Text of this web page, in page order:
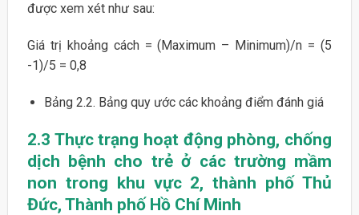
được xem xét như sau:
Giá trị khoảng cách = (Maximum – Minimum)/n = (5
-1)/5 = 0,8
Bảng 2.2. Bảng quy ước các khoảng điểm đánh giá
2.3 Thực trạng hoạt động phòng, chống
dịch bệnh cho trẻ ở các trường mầm
non trong khu vực 2, thành phố Thủ
Đức, Thành phố Hồ Chí Minh